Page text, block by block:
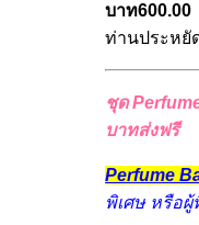
บาท600.00
ท่านประหยั
ชุด
บาทส่งฟรี
Perfume
พิเศษ หรือ